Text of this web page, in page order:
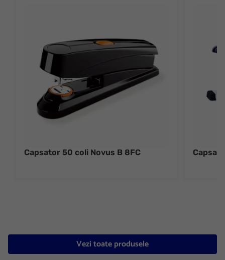
Capsator 50 coli Novus B 8FC
Vezi toate produsele